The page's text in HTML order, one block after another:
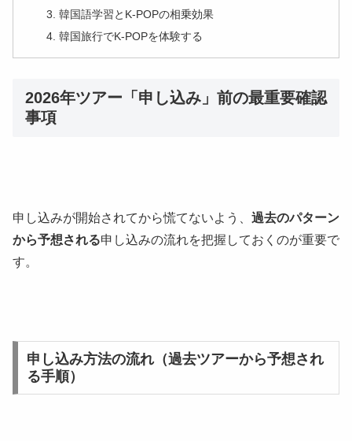
韓国語学習とK-POPの相乗効果
韓国旅行でK-POPを体験する
2026年ツアー「申し込み」前の最重要確認
事項
申し込みが開始されてから慌てないよう、 過去のパターン
から予想される申し込みの流れを把握しておくのが重要で
す。
申し込み方法の流れ（過去ツアーから予想され
る手順）